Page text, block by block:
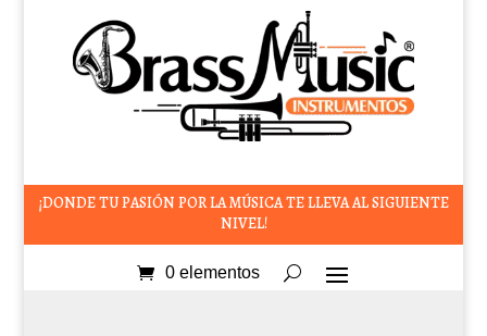
¡DONDE TU PASIÓN POR LA MÚSICA TE LLEVA AL SIGUIENTE
NIVEL!
0 elementos